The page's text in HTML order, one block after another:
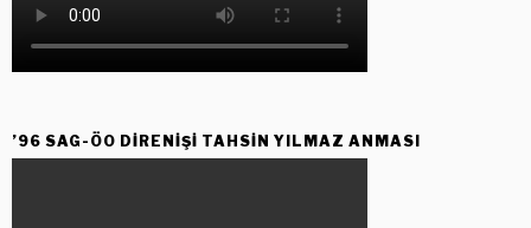
’96 SAG-ÖO DİRENİŞİ TAHSİN YILMAZ ANMASI